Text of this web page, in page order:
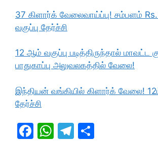
37 கிளார்க் வேலைவாய்ப்பு! சம்பளம்
வகுப்பு தேர்ச்சி
12 ஆம் வகுப்பு படித்திருந்தால்
பாதுகாப்பு அலுவலகத்தில் வேலை!
இந்தியன் வங்கியில் கிளார்க் வேலை! 12ம்
தேர்ச்சி
F
W T